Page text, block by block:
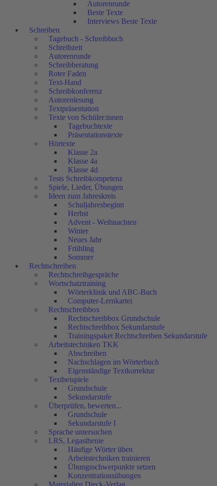
Autorenrunde
Beste Texte
Interviews Beste Texte
Schreiben
Tagebuch - Schreibbuch
Schreibzeit
Autorenrunde
Schreibberatung
Roter Faden
Text-Hand
Schreibkonferenz
Autorenlesung
Textpräsentation
Texte von Schüler:innen
Tagebuchtexte
Präsentationstexte
Hörtexte
Klasse 2a
Klasse 4a
Klasse 4d
Tests Schreibkompetenz
Spiele, Lieder, Übungen
Ideen zum Jahreskreis
Schuljahresbeginn
Herbst
Advent - Weihnachten
Winter
Neues Jahr
Frühling
Sommer
Rechtschreiben
Rechtschreibgespräche
Wortschatztraining
Wörterklinik und ABC-Buch
Computer-Lernkartei
Rechtschreibbox
Rechtschreibbox Grundschule
Rechtschreibbox Sekundarstufe
Trainingspaket Rechtschreiben Sekundarstufe
Arbeitstechniken TKK
Abschreiben
Nachschlagen im Wörterbuch
Eigenständige Textkorrektur
Textbeispiele
Grundschule
Sekundarstufe
Überprüfen, bewerten...
Grundschule
Sekundarstufe I
Sprache untersuchen
LRS, Legasthenie
Häufige Wörter üben
Arbeitstechniken trainieren
Übungsschwerpunkte setzen
Konzentrationsübungen